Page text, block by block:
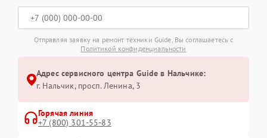
Отправляя заявку на ремонт техники Guide, Вы соглашаетесь с
Политикой конфиденциальности
Адрес сервисного центра Guide в Нальчике:
г. Нальчик, просп. Ленина, 3
Горячая линия
+7 (800) 301-55-83